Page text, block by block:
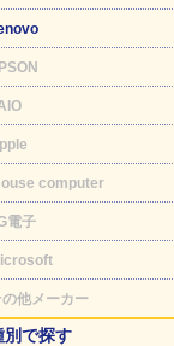
computer
電子
の他メーカー
別で探す